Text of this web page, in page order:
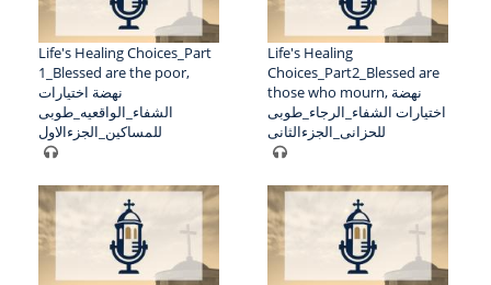
Life's Healing Choices_Part
1_Blessed are the poor,
نهضة اختيارات
الشفاء_الواقعيه_طوبى
للمساكين_الجزءالاول
Life's Healing
Choices_Part2_Blessed are
those who mourn, نهضة
اختيارات الشفاء_الرجاء_طوبى
للحزانى_الجزءالثانى